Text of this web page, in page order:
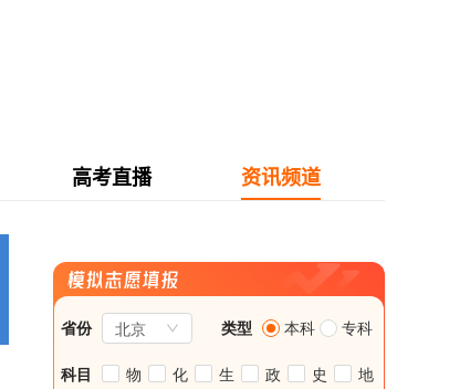
高考直播 资讯频道